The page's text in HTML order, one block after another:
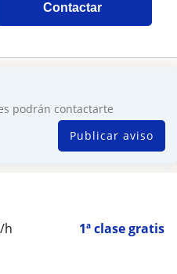
Contactar
podrán contactarte
Publicar aviso
/h 1ª clase gratis